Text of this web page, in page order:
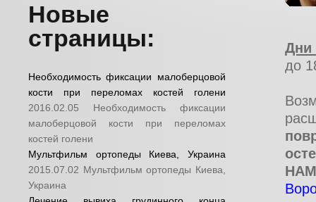
Новые
страницы:
Необходимость фиксации малоберцовой
кости при переломах костей голени
2016.02.05
Необходимость фиксации
малоберцовой кости при переломах
костей голени
Мультфильм ортопеды Киева, Украина
2015.07.02 Мультфильм ортопеды Киева,
Украина
Дни
до